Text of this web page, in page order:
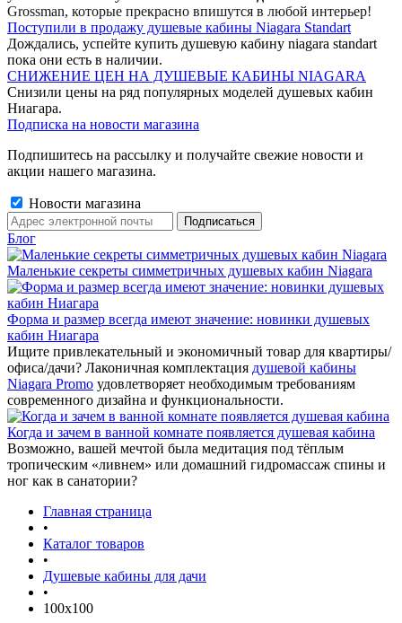
Grossman, которые прекрасно впишутся в любой интерьер!
Поступили в продажу душевые кабины Niagara Standart
Дождались, успейте купить душевую кабину niagara standart
пока они есть в наличии.
СНИЖЕНИЕ ЦЕН НА ДУШЕВЫЕ КАБИНЫ NIAGARA
Снизили цены на ряд популярных моделей душевых кабин
Ниагара.
Подписка на новости магазина
Подпишитесь на рассылку и получайте свежие новости и
акции нашего магазина.
Новости магазина
Блог
Маленькие секреты симметричных душевых кабин Niagara
Форма и размер всегда имеют значение: новинки душевых
кабин Ниагара
Ищите привлекательный и экономичный товар для квартиры/
офиса/дачи? Лаконичная комплектация душевой кабины
Niagara Promo удовлетворяет необходимым требованиям
современного дизайна и функциональности.
Когда и зачем в ванной комнате появляется душевая кабина
Возможно, вашей мечтой была медитация под тёплым
тропическим «ливнем» или домашний гидромассаж спины и
ног как в санатории?
Главная страница
•
Каталог товаров
•
Душевые кабины для дачи
•
100x100